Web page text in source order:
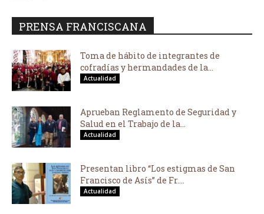
PRENSA FRANCISCANA
Toma de hábito de integrantes de
cofradías y hermandades de la...
Actualidad
Aprueban Reglamento de Seguridad y
Salud en el Trabajo de la...
Actualidad
Presentan libro “Los estigmas de San
Francisco de Asís” de Fr....
Actualidad